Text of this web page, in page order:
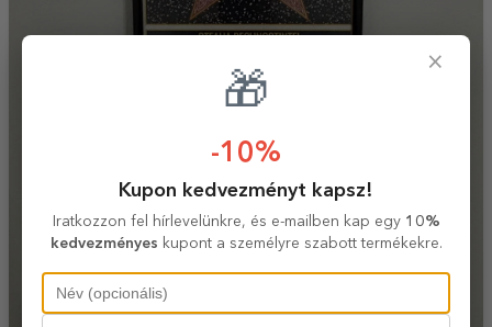
×
🎁
-10%
Kupon kedvezményt kapsz!
Iratkozzon fel hírlevelünkre, és e-mailben kap egy 10%
kedvezményes kupont a személyre szabott termékekre.